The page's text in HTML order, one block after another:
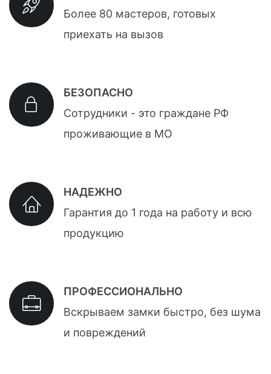
Более 80 мастеров, готовых
приехать на вызов
БЕЗОПАСНО
Сотрудники - это граждане РФ
проживающие в МО
НАДЕЖНО
Гарантия до 1 года на работу и всю
продукцию
ПРОФЕССИОНАЛЬНО
Вскрываем замки быстро, без шума
и повреждений